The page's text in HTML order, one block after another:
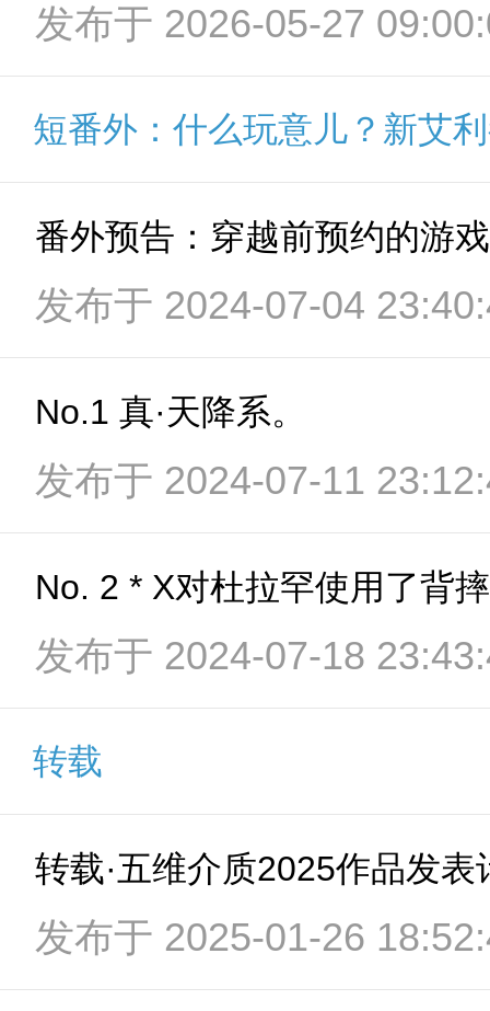
发布于 2026-05-27
短番外：什么玩意儿？新艾
番外预告：穿越前预约的游
发布于 2024-07-04
No.1 真·天降系。
发布于 2024-07-11
No. 2 * X对杜拉罕使用了背
发布于 2024-07-18
转载
转载·五维介质2025作品发表
发布于 2025-01-26